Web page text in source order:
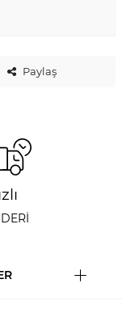
Paylaş